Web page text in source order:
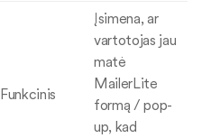
Funkcinis
Įsimena, ar
vartotojas jau
matė
MailerLite
formą / pop-
up, kad